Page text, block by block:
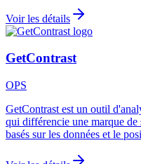
Voir les détails
GetContrast
OPS
GetContrast est un outil
qui différencie une marque
basés sur les données et le